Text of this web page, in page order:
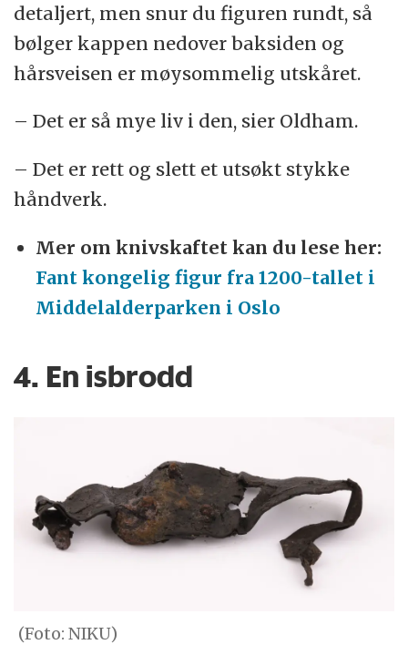
detaljert, men snur du figuren rundt, så
bølger kappen nedover baksiden og
hårsveisen er møysommelig utskåret.
– Det er så mye liv i den, sier Oldham.
– Det er rett og slett et utsøkt stykke
håndverk.
Mer om knivskaftet kan du lese her:
Fant kongelig figur fra 1200-tallet i
Middelalder­parken i Oslo
4. En isbrodd
(Foto: NIKU)